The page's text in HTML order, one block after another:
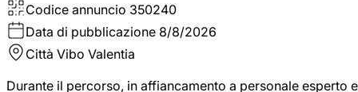
Codice annuncio 350240
Data di pubblicazione 8/8/2026
Città Vibo Valentia
Durante il percorso, in affiancamento a personale esperto e